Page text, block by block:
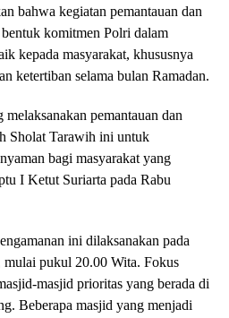
bahwa kegiatan pemantauan dan
komitmen Polri dalam
kepada masyarakat, khususnya
ketertiban selama bulan Ramadan.
pemantauan dan
Sholat Tarawih ini untuk
bagi masyarakat yang
I Ketut Suriarta pada Rabu
ini dilaksanakan pada
pukul 20.00 Wita. Fokus
masjid prioritas yang berada di
Beberapa masjid yang menjadi